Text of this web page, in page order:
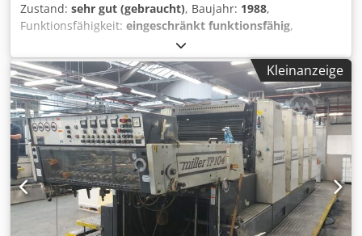
Zustand: sehr gut (gebraucht), Baujahr: 1988,
Funktionsfähigkeit: eingeschränkt funktionsfähig,
Maschinen-/Fahrzeugnummer:
9’500 mm, Gesamtbreite:2’250 mm, Gesamthöhe:2’300
mm, Eingangsspannung:380 V, Leistung:50 kW (67.98
PS), Gesamtgewicht:21’000 kg , Leergewicht:18’000 kg,
Druckluftanschluss:7 bar, Ausstattung:
Dokumentation/Handbuch, Papierformat 730 x 1060 mm
und Druckformat 710 x 1040 mm. Papierstärke 0,05 mm –
0,5 mm. Die eingestellte maximale Geschwindigkeit (zum
Simulieren der Wegschlagzeit schneller Druckmaschinen)
beträgt 4.000 Bogen pro Stunde, aber die Maschine kann
für kommerzielle Arbeiten deutlich schneller laufen.
Vierfach zentrale Gegendruckzylinder, der in einem
Kleinanzeige